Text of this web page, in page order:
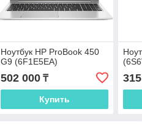
Ноутбук HP ProBook 450
G9 (6F1E5EA)
502 000₸
Купить